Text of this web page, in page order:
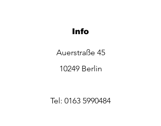
Info
Auerstraße 45
10249 Berlin
Tel: 0163 5990484